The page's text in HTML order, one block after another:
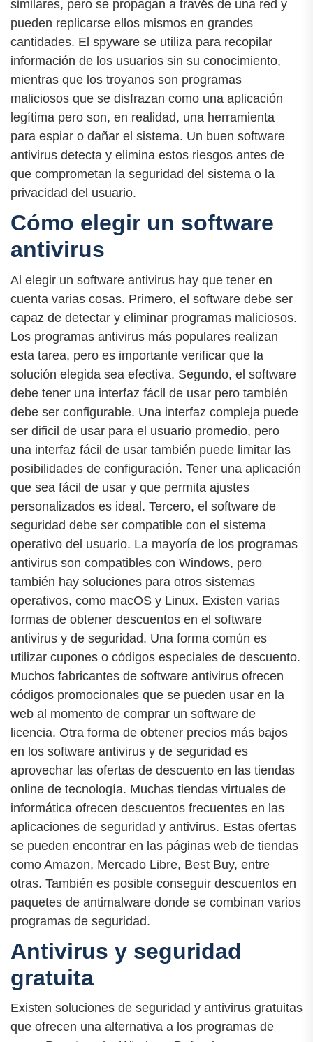
similares, pero se propagan a través de una red y
pueden replicarse ellos mismos en grandes
cantidades. El spyware se utiliza para recopilar
información de los usuarios sin su conocimiento,
mientras que los troyanos son programas
maliciosos que se disfrazan como una aplicación
legítima pero son, en realidad, una herramienta
para espiar o dañar el sistema. Un buen software
antivirus detecta y elimina estos riesgos antes de
que comprometan la seguridad del sistema o la
privacidad del usuario.
Cómo elegir un software
antivirus
Al elegir un software antivirus hay que tener en
cuenta varias cosas. Primero, el software debe ser
capaz de detectar y eliminar programas maliciosos.
Los programas antivirus más populares realizan
esta tarea, pero es importante verificar que la
solución elegida sea efectiva. Segundo, el software
debe tener una interfaz fácil de usar pero también
debe ser configurable. Una interfaz compleja puede
ser dificil de usar para el usuario promedio, pero
una interfaz fácil de usar también puede limitar las
posibilidades de configuración. Tener una aplicación
que sea fácil de usar y que permita ajustes
personalizados es ideal. Tercero, el software de
seguridad debe ser compatible con el sistema
operativo del usuario. La mayoría de los programas
antivirus son compatibles con Windows, pero
también hay soluciones para otros sistemas
operativos, como macOS y Linux. Existen varias
formas de obtener descuentos en el software
antivirus y de seguridad. Una forma común es
utilizar cupones o códigos especiales de descuento.
Muchos fabricantes de software antivirus ofrecen
códigos promocionales que se pueden usar en la
web al momento de comprar un software de
licencia. Otra forma de obtener precios más bajos
en los software antivirus y de seguridad es
aprovechar las ofertas de descuento en las tiendas
online de tecnología. Muchas tiendas virtuales de
informática ofrecen descuentos frecuentes en las
aplicaciones de seguridad y antivirus. Estas ofertas
se pueden encontrar en las páginas web de tiendas
como Amazon, Mercado Libre, Best Buy, entre
otras. También es posible conseguir descuentos en
paquetes de antimalware donde se combinan varios
programas de seguridad.
Antivirus y seguridad
gratuita
Existen soluciones de seguridad y antivirus gratuitas
que ofrecen una alternativa a los programas de